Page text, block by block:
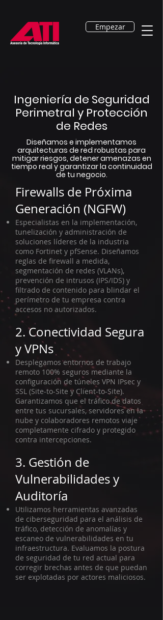
Empezar
Ingeniería de Seguridad
Perimetral y Protección
de Redes
Diseñamos e implementamos
arquitecturas de red robustas para
mitigar riesgos, detener amenazas en
tiempo real y garantizar la continuidad
de tu negocio.
Firewalls de Próxima
Generación (NGFW)
Especialistas en la implementación,
tunelización y administración de
soluciones líderes de la industria
como Fortinet y pfSense. Diseñamos
reglas de firewall a medida,
segmentación de redes (VLANs),
prevención de intrusos (IPS/IDS) y
filtrado de contenido para blindar el
perímetro de tu empresa contra
accesos no autorizados.
2. Conectividad Segura
y VPNs
Desplegamos entornos de trabajo
remoto 100% seguros mediante la
configuración de túneles VPN IPsec y
SSL (Site-to-Site y Client-to-Site).
Garantizamos que el tráfico de datos
entre tus sucursales, servidores en la
nube y colaboradores remotos viaje
completamente cifrado y protegido
contra intercepciones.
3. Gestión de
Vulnerabilidades y
Auditoría
Utilizamos herramientas avanzadas
de ciberseguridad para el análisis de
tráfico, detección de anomalías y
escaneo de vulnerabilidades en tu
infraestructura. Evaluamos la postura
de seguridad de tu red actual para
corregir brechas antes de que puedan
ser explotadas por actores maliciosos.